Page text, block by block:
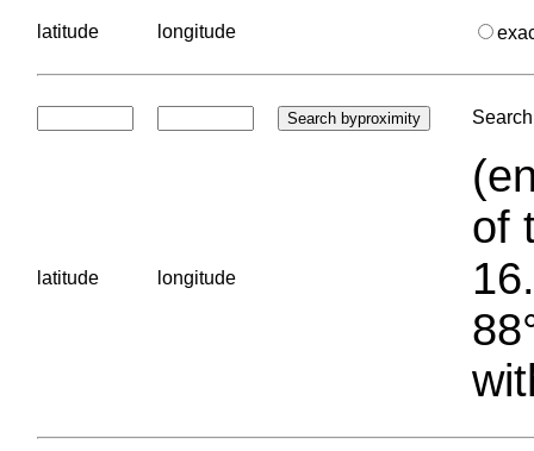
latitude longitude
latitude longitude
of